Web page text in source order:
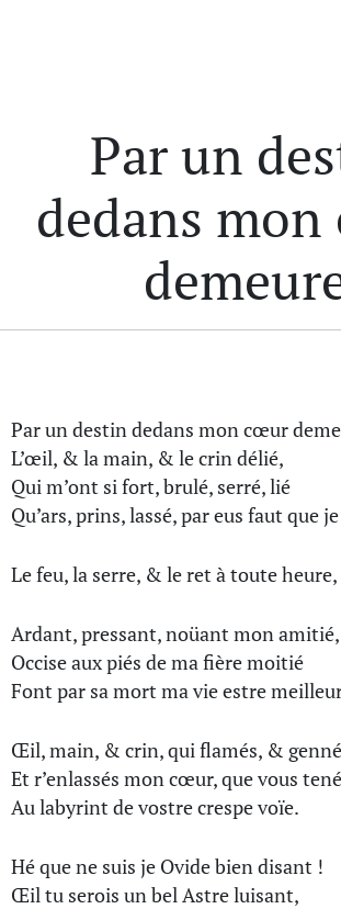
Par un
dedans
Par un destin dedans mon cœur
L’œil, & la main, & le crin délié,
Qui m’ont si fort, brulé, serré, lié
Qu’ars, prins, lassé, par eus faut que
Le feu, la serre, & le ret à toute heure,
Ardant, pressant, noüant mon amitié,
Occise aux piés de ma fière moitié
Font par sa mort ma vie estre
Œil, main, & crin, qui flamés, &
Et r’enlassés mon cœur, que vous
Au labyrint de vostre crespe voïe.
Hé que ne suis je Ovide bien disant !
Œil tu serois un bel Astre luisant,